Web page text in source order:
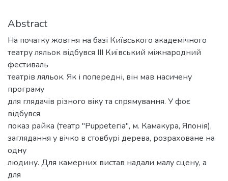
Abstract
На початку жовтня на базі Київського академічного
театру ляльок відбувся III Київський міжнародний
фестиваль
театрів ляльок. Як і попередні, він мав насичену
програму
для глядачів різного віку та спрямування. У фоє
відбувся
показ райка (театр "Puppetегіа", м. Камакура, Японія),
заглядання у вічко в стовбурі дерева, розраховане на
одну
людину. Для камерних вистав надали малу сцену, а
для